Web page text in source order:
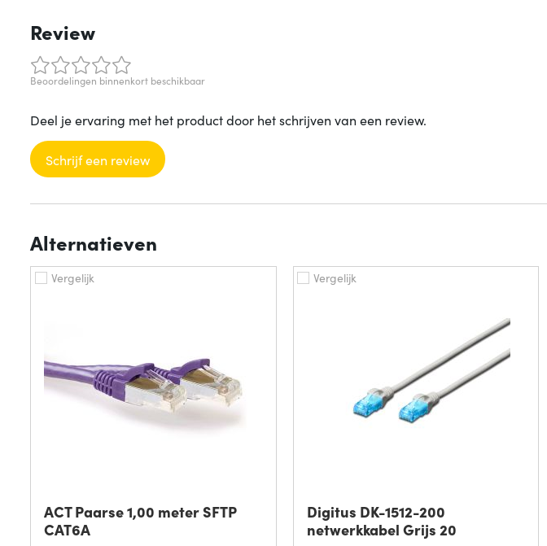
Review
Beoordelingen binnenkort beschikbaar
Deel je ervaring met het product door het schrijven van een review.
Schrijf een review
Alternatieven
Vergelijk
ACT Paarse 1,00 meter SFTP
CAT6A
Vergelijk
Digitus DK-1512-200
netwerkkabel Grijs 20